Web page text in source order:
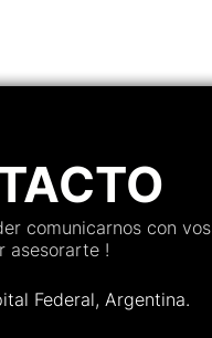
comunicarnos con vos
asesorarte !
Federal, Argentina.